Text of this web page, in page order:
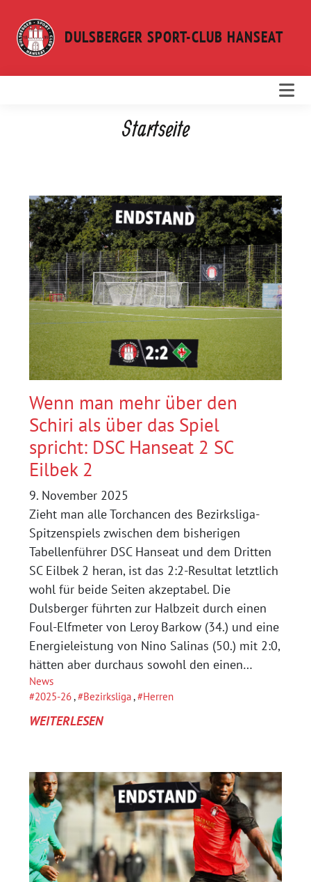
zum
Inhalt
DULSBERGER SPORT-CLUB HANSEAT
Startseite
Wenn man mehr über den
Schiri als über das Spiel
spricht: DSC Hanseat 2 SC
Eilbek 2
9. November 2025
Zieht man alle Torchancen des Bezirksliga-
Spitzenspiels zwischen dem bisherigen
Tabellenführer DSC Hanseat und dem Dritten
SC Eilbek 2 heran, ist das 2:2-Resultat letztlich
wohl für beide Seiten akzeptabel. Die
Dulsberger führten zur Halbzeit durch einen
Foul-Elfmeter von Leroy Barkow (34.) und eine
Energieleistung von Nino Salinas (50.) mit 2:0,
hätten aber durchaus sowohl den einen…
News
2025-26, Bezirksliga, Herren
WEITERLESEN:
MEHR
ÜBER
DEN
SCHIRI
ALS
ÜBER